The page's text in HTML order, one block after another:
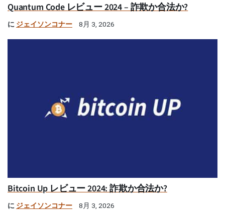
Quantum Code レビュー 2024 – 詐欺か合法か?
に ジェイソンコナー 8月 3, 2026
Bitcoin Up レビュー 2024: 詐欺か合法か?
に ジェイソンコナー 8月 3, 2026